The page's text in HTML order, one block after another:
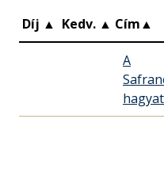
Díj ▲ Kedv. ▲ Cím▲
A